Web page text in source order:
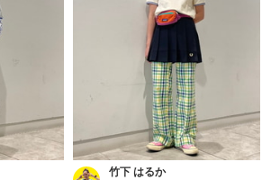
竹下 はるか